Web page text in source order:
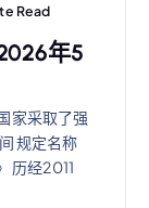
Read
年5
家采取了强
规定名称
历经2011